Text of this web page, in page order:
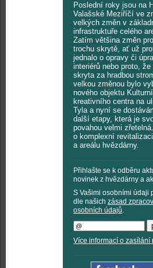
Poslední roky jsou na
Valašské Meziříčí ve
velkých změn v
infrastruktuře celého
Zatím většina změn
trochu skrytě, ať už
jednalo o opravy či
interiérů nebo proto, že
skryta za hradbou
velkou změnou bylo
nového objektu
kreativního centra na
Tyla a nyní se
další etapy, která je
povahou velmi
o komplexní
a areálu hvězdárny.
Přihlašte se k odběru
novinek z hvězdárny a
S Vašimi osobními údaji
dle našich zásad
osobních údajů.
Více informací o zasílání